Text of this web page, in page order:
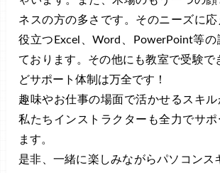
ネスの方の多さです。そのニーズに
役立つExcel、Word、PowerPoint等の
ております。その他にも教室で受験で
どサポート体制は万全です！
趣味やお仕事の場面で活かせるスキル
私たちインストラクターも全力でサポ
ます。
是非、一緒に楽しみながらパソコンス